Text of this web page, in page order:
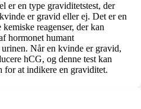
er en type graviditetstest, der
er gravid eller ej. Det er en
reagenser, der kan
hormonet humant
Når en kvinde er gravid,
hCG, og denne test kan
for at indikere en graviditet.